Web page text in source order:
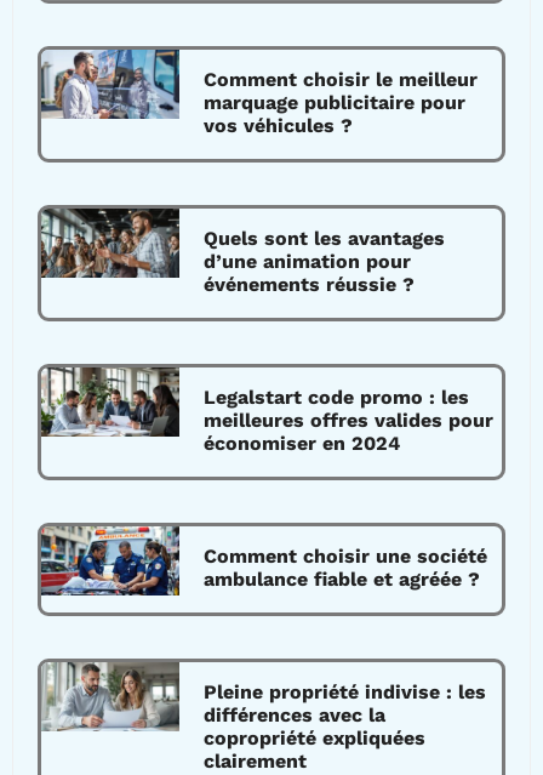
Comment choisir le meilleur
marquage publicitaire pour
vos véhicules ?
Quels sont les avantages
d’une animation pour
événements réussie ?
Legalstart code promo : les
meilleures offres valides pour
économiser en 2024
Comment choisir une société
ambulance fiable et agréée ?
Pleine propriété indivise : les
différences avec la
copropriété expliquées
clairement